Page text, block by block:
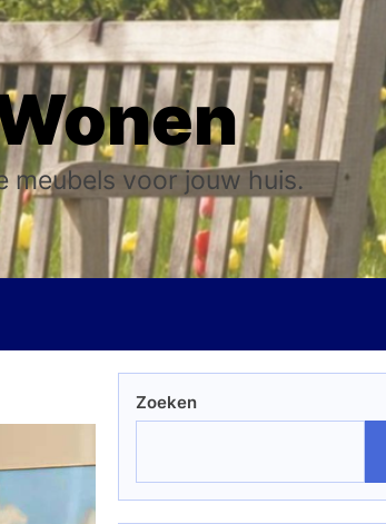
meubels voor jouw huis.
Zoeken